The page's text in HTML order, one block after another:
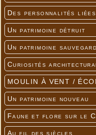
Des personnalités
Un patrimoine détruit
Un patrimoine
Curiosités
MOULIN À VENT /
Un patrimoine nouveau
Faune et flore sur le
Au fil des siècles